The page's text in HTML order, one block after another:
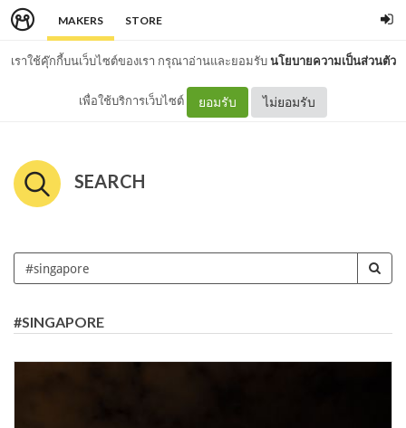
MAKERS STORE
เราใช้คุ๊กกี้บนเว็บไซต์ของเรา กรุณาอ่านและยอมรับนโยบายความเป็นส่วนตัว
เพื่อใช้บริการเว็บไซต์ ยอมรับ ไม่ยอมรับ
SEARCH
#SINGAPORE